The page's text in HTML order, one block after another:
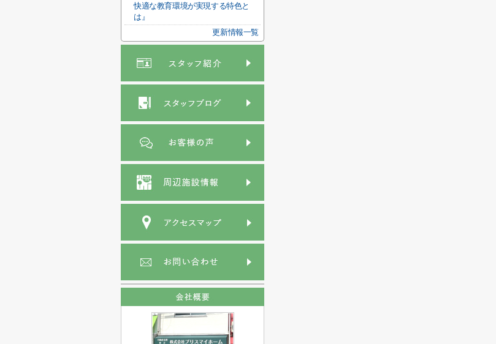
快適な教育環境が実現する特色と
は』
更新情報一覧